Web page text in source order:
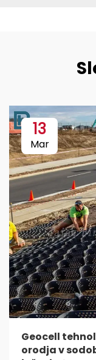
13
Mar
Geocell
orodja v